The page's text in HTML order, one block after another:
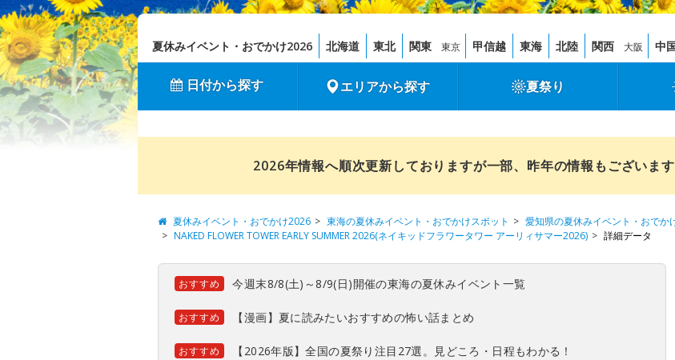
夏休みイベント・おでかけ2026 北海道 東北 関東 東京 甲信越 東海 北陸 関西 大阪 中
日付から探す エリアから探す 夏祭り
2026年情報へ順次更新しておりますが一部、昨年の情報もございます
夏休みイベント・おでかけ2026 東海の夏休みイベント・おでかけスポット 愛知県の夏休みイベント・おでか
NAKED FLOWER TOWER EARLY SUMMER 2026(ネイキッドフラワータワー アーリィサマー2026)
詳細データ
おすすめ 今週末8/8(土)～8/9(日)開催の東海の夏休みイベント一覧
おすすめ 【漫画】夏に読みたいおすすめの怖い話まとめ
おすすめ 【2026年版】全国の夏祭り注目27選。見どころ・日程もわかる！